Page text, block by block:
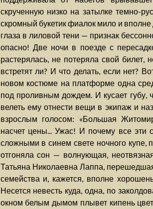
скрученную низко на затылке темно-
скромный букетик фиалок мило и
глаза в лиловой тени — признак
опасно! Две ночи в поезде с
растерялась, не потеряла свой
встретят ли? И что делать, если нет?
новом костюме на платформе одна
под проливным дождем. И кусает губу,
велеть ему отнести вещи в экипаж и
взрослым голосом: «Большая
насчет цены... Ужас! И почему все эти
сложными в синем свете ночного купе,
отгоняла сон — волнующая,
Татьяна Николаевна Лаппа,
семейства и, кажется, вполне
Несется невесть куда, одна, по
окном белым дымом плывет кипень